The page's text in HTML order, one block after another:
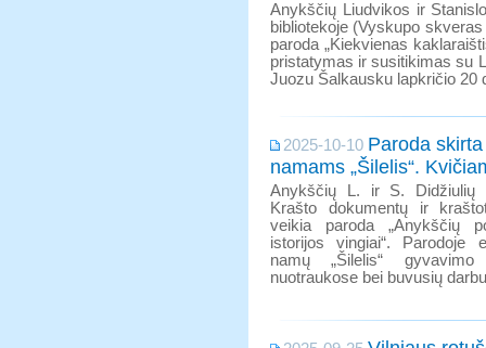
Anykščių Liudvikos ir
bibliotekoje (Vyskupo
paroda „Kiekvienas
pristatymas ir susitikimas su
Juozu Šalkausku lapkričio 20
2025-10-10 Paroda
namams „Šilelis“.
Anykščių L. ir S. Didžiulių
Krašto dokumentų ir
veikia paroda „Anykščių
istorijos vingiai“. Parodoje
namų „Šilelis“
nuotraukose bei buvusių